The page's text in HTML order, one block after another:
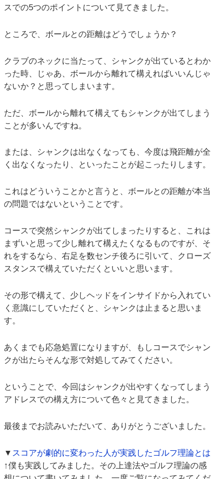
スでの5つのポイントについて見てきました。
ところで、ボールとの距離はどうでしょうか？
クラブのネックに当たって、シャンクが出ているとわか
った時、じゃあ、ボールから離れて構えればいいんじゃ
ないか？と思ってしまいます。
ただ、ボールから離れて構えてもシャンクが出てしまう
ことが多いんですね。
または、シャンクは出なくなっても、今度は飛距離が全
く出なくなったり、といったことが起こったりします。
これはどういうことかと言うと、ボールとの距離が本当
の問題ではないということです。
コースで突然シャンクが出てしまったりすると、これは
まずいと思って少し離れて構えたくなるものですが、そ
れをするなら、右足を数センチ後ろに引いて、クローズ
スタンスで構えていただくといいと思います。
その形で構えて、少しヘッドをインサイドから入れてい
く意識にしていただくと、シャンクは止まると思いま
す。
あくまでも応急処置になりますが、もしコースでシャン
クが出たらそんな形で対処してみてください。
ということで、今回はシャンクが出やすくなってしまう
アドレスでの構え方について色々と見てきました。
最後までお読みいただいて、ありがとうございました。
▼ スコアが劇的に変わった人が実践したゴルフ理論とは
↑僕も実践してみました。その上達法やゴルフ理論の感